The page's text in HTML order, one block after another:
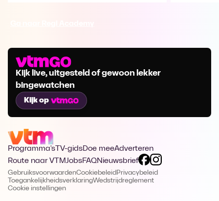
Kijk live, uitgesteld of gewoon lekker
bingewatchen
Kijk op
Programma's TV-gidsDoe meeAdverteren
Route naar VTMJobsFAQNieuwsbrief
GebruiksvoorwaardenCookiebeleid Privacybeleid
ToegankelijkheidsverklaringWedstrijdreglement
Cookie instellingen